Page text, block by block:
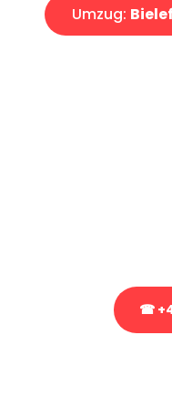
Umzug:
☎